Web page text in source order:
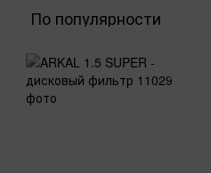
По популярности